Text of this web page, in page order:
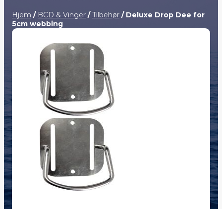
Hjem / BCD & Vinger /Tilbehør / Deluxe Drop Dee for
5cm webbing